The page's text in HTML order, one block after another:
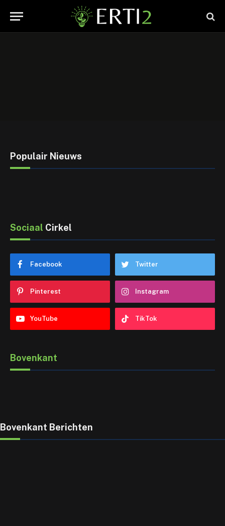
Populair Nieuws
Sociaal Cirkel
Facebook Twitter
Pinterest Instagram
YouTube TikTok
Bovenkant
Bovenkant Berichten